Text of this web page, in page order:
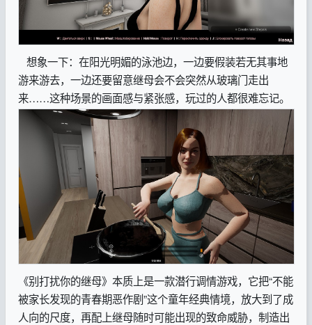
想象一下：在阳光明媚的泳池边，一边要假装若无其事地
游来游去，一边还要留意继母会不会突然从玻璃门走出
来……这种场景的画面感与紧张感，玩过的人都很难忘记。
《别打扰你的继母》本质上是一款潜行调情游戏，它把“不能
被家长发现的青春期恶作剧”这个童年经典情境，放大到了成
人向的尺度，再配上继母随时可能出现的致命威胁，制造出